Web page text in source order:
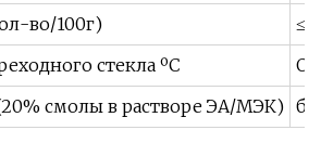
во/100г)
стекла ºC
смолы в растворе ЭА/МЭК)